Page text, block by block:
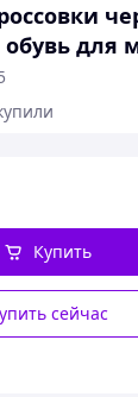
для
сейчас
Купить